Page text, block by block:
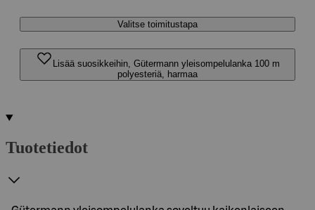
Valitse toimitustapa
Lisää suosikkeihin, Gütermann yleisompelulanka 100 m
polyesteriä, harmaa
Tuotetiedot